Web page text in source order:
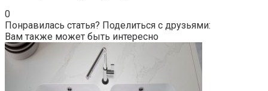
0
Понравилась статья? Поделиться с друзьями:
Вам также может быть интересно